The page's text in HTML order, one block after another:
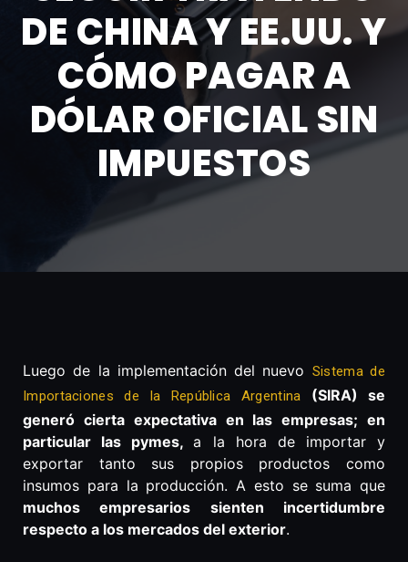
DE CHINA Y EE.UU. Y
CÓMO PAGAR A
DÓLAR OFICIAL SIN
IMPUESTOS
Luego de la implementación del nuevo Sistema de
Importaciones de la República Argentina
(SIRA) se
generó cierta expectativa en las empresas; en
particular las pymes,a la hora de importar y
exportar tanto sus propios productos como
insumos para la producción. A esto se suma que
muchos empresarios sienten incertidumbre
respecto a los mercados del exterior.